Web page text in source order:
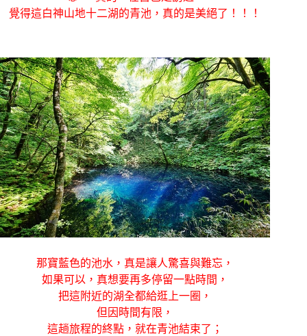
覺得這白神山地十二湖的青池，真的是美絕了！！！
那寶藍色的池水，真是讓人驚喜與難忘，
如果可以，真想要再多停留一點時間，
把這附近的湖全都給逛上一圈，
但因時間有限，
這趟旅程的終點，就在青池結束了；